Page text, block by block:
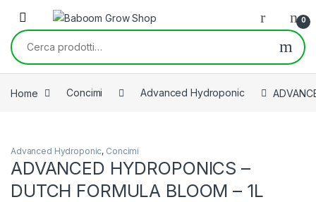
Skip to navigation
Skip to content
0
Cerca:
Home Concimi Advanced Hydroponic
Advanced Hydroponic, Concimi
ADVANCED HYDROPONICS –
DUTCH FORMULA BLOOM – 1L